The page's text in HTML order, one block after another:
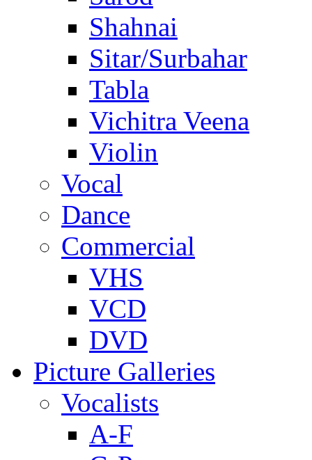
Shahnai
Sitar/Surbahar
Tabla
Vichitra Veena
Violin
Vocal
Dance
Commercial
VHS
VCD
DVD
Picture Galleries
Vocalists
A-F